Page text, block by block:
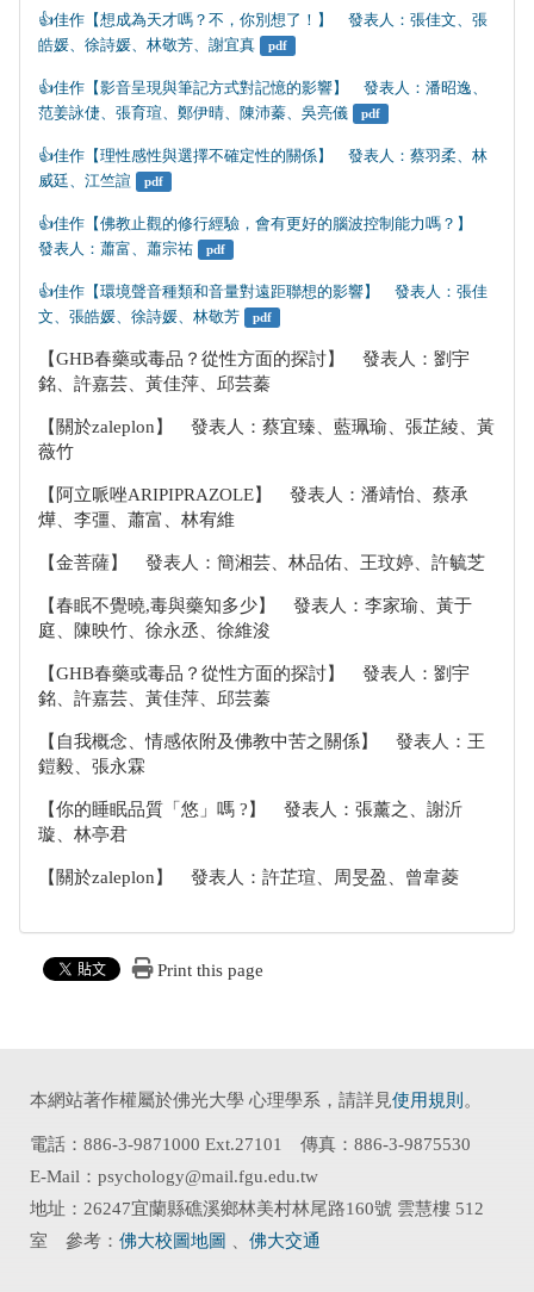
👍️佳作【想成為天才嗎？不，你別想了！】　發表人：張佳文、張
皓媛、徐詩媛、林敬芳、謝宜真
pdf
👍️佳作【影音呈現與筆記方式對記憶的影響】　發表人：潘昭逸、
范姜詠倢、張育瑄、鄭伊晴、陳沛蓁、吳亮儀
pdf
👍️佳作【理性感性與選擇不確定性的關係】　發表人：蔡羽柔、林
威廷、江竺諠
pdf
👍️佳作【佛教止觀的修行經驗，會有更好的腦波控制能力嗎？】
發表人：蕭富、蕭宗祐
pdf
👍️佳作【環境聲音種類和音量對遠距聯想的影響】　發表人：張佳
文、張皓媛、徐詩媛、林敬芳
pdf
【GHB春藥或毒品？從性方面的探討】 發表人：劉宇
銘、許嘉芸、黃佳萍、邱芸蓁
【關於zaleplon】 發表人：蔡宜臻、藍珮瑜、張芷綾、黃
薇竹
【阿立哌唑ARIPIPRAZOLE】 發表人：潘靖怡、蔡承
燁、李彊、蕭富、林宥維
【金菩薩】 發表人：簡湘芸、林品佑、王玟婷、許毓芝
【春眠不覺曉,毒與藥知多少】 發表人：李家瑜、黃于
庭、陳映竹、徐永丞、徐維浚
【GHB春藥或毒品？從性方面的探討】 發表人：劉宇
銘、許嘉芸、黃佳萍、邱芸蓁
【自我概念、情感依附及佛教中苦之關係】 發表人：王
鎧毅、張永霖
【你的睡眠品質「悠」嗎 ?】 發表人：張薰之、謝沂
璇、林亭君
【關於zaleplon】 發表人：許芷瑄、周旻盈、曾韋菱
Print this page
本網站著作權屬於佛光大學 心理學系，請詳見使用規則 。
電話：886-3-9871000 Ext.27101 傳真：886-3-9875530
E-Mail：psychology@mail.fgu.edu.tw
地址：26247宜蘭縣礁溪鄉林美村林尾路160號 雲慧樓 512
室 參考： 佛大校圖地圖 佛大交通